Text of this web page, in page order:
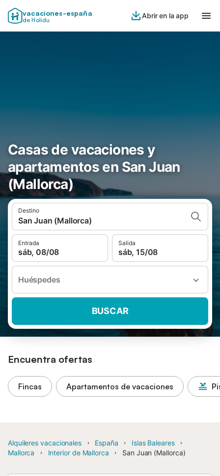
vacaciones-españa
de Holidu
Abrir en la app
Casas de vacaciones y
apartamentos en San Juan
(Mallorca)
Destino
San Juan (Mallorca)
Entrada
sáb, 08/08
Salida
sáb, 15/08
Huéspedes
BUSCAR
Encuentra ofertas
Fincas Apartamentos de vacaciones
Alquileres vacacionales España
Islas Baleares
Mallorca
Interior de Mallorca San Juan (Mallorca)